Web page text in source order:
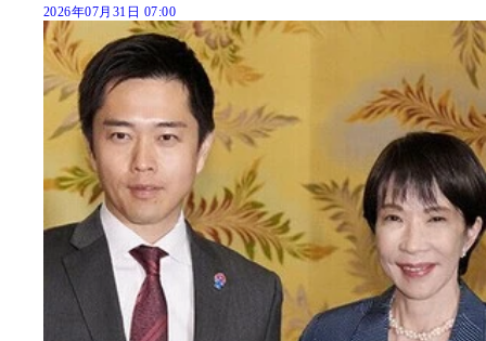
2026年07月31日 07:00